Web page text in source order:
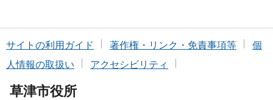
サイトの利用ガイド 著作権・リンク・免責事項等
個
人情報の取扱い
アクセシビリティ
草津市役所